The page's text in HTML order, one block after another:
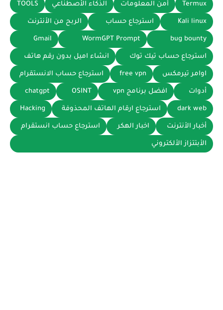
Termux أمن المعلومات الذكاء الأصطناعي TOOLS
Kali linux استرجاع حساب الربح من الأنترنت
bug bounty
WormGPT Prompt
Gmail
استرجاع حساب تيك توك انشاء اميل بدون رقم هاتف
اوامر تيرمكس free vpn استرجاع حساب الانستقرام
أدوات افضل برنامج vpn OSINT
chatgpt
dark web استرجاع ارقام الهاتف المحذوفة Hacking
أخبار الأنترنت اخبار الهكر استرجاع حساب انستقرام
الأبتتزاز الألكتروني